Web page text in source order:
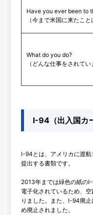
Have you ever been to
（今まで米国に来たこと
What do you do?
（どんな仕事をされてい
I-94（出入国カ
I-94とは、アメリカに渡
提出する書類です。
2013年までは緑色の紙の
電子化されているため、
りました。また、I-94廃
め廃止されました。